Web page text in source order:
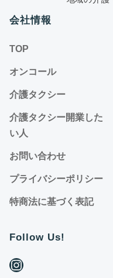
会社情報
TOP
オンコール
介護タクシー
介護タクシー開業した
い人
お問い合わせ
プライバシーポリシー
特商法に基づく表記
Follow Us!